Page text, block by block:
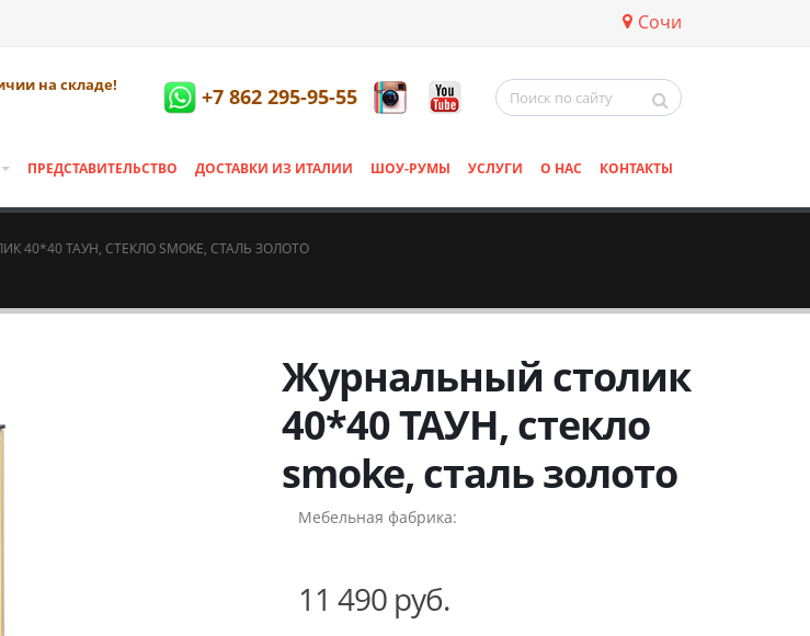
Сочи
на складе!
+7 862 295-95-55
ПРЕДСТАВИТЕЛЬСТВО ДОСТАВКИ ИЗ ИТАЛИИ ШОУ-РУМЫ УСЛУГИ О НАС КОНТАКТЫ
40*40 ТАУН, СТЕКЛО SMOKE, СТАЛЬ ЗОЛОТО
Журнальный столик
40*40 ТАУН, стекло
smoke, сталь золото
Мебельная фабрика:
11 490 руб.